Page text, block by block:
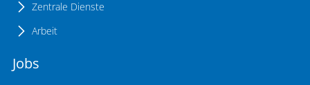
Zentrale Dienste
Arbeit
Jobs